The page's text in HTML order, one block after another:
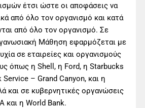
έτσι ώστε οι αποφάσεις να
από όλο τον οργανισμό και κατά
από όλο τον οργανισμό. Σε
Μάθηση εφαρμόζεται με
σε εταιρείες και οργανισμούς
όπως η Shell, η Ford, η Starbucks
– Grand Canyon, και η
και σε κυβερνητικές οργανώσεις
και η World Bank.